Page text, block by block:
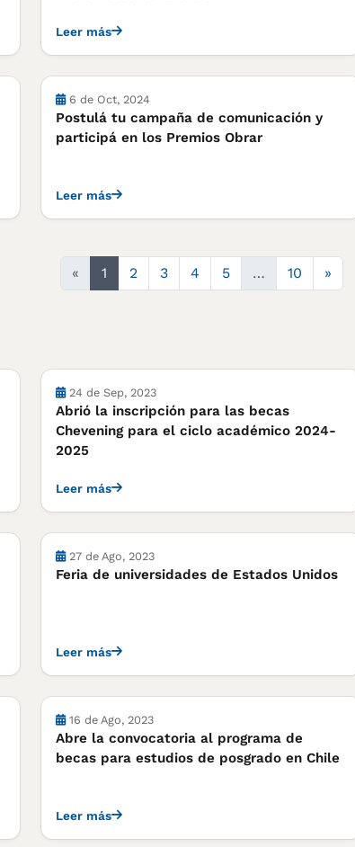
Leer más
Actividades
6 de Oct, 2024
Postulá tu campaña de comunicación y
participá en los Premios Obrar
Leer más
« 1 2 3 4 5 … 10 »
Cursos, concursos y becas
24 de Sep, 2023
Abrió la inscripción para las becas
Chevening para el ciclo académico 2024-
2025
Leer más
Cursos, concursos y becas
27 de Ago, 2023
Feria de universidades de Estados Unidos
Leer más
Cursos, concursos y becas
16 de Ago, 2023
Abre la convocatoria al programa de
becas para estudios de posgrado en Chile
Leer más